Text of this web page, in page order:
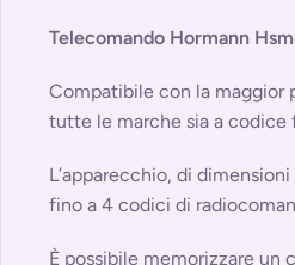
Telecomando Hormann
Compatibile con la maggior
tutte le marche sia a codice
L’apparecchio, di
fino a 4 codici di
È possibile memorizzare un c